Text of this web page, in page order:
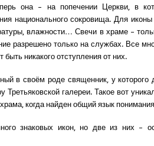
она – на попечении Церкви, в
национального сокровища. Для иконы
влажности… Свечи в храме –
разрешено только на службах. Все
никакого отступления от них.
в своём роде священник, у которого
Третьяковской галереи. Такое вот
когда найден общий язык
знаковых икон, но две из них –